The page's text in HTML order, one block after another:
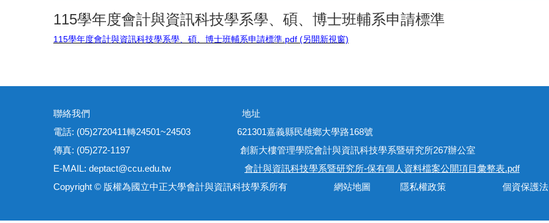
115學年度會計與資訊科技學系學、碩、博士班輔系申請標準
115學年度會計與資訊科技學系學、碩、博士班輔系申請標準.pdf (另開新視窗)
聯絡我們 地址
電話: (05)2720411轉24501~24503 621301嘉義縣民雄鄉大學路168號
傳真: (05)272-1197 創新大樓管理學院會計與資訊科技學系暨研究所267辦公室
E-MAIL: deptact@ccu.edu.tw 會計與資訊科技學系暨研究所-保有個人資料檔案公開項目彙整表.pdf
Copyright © 版權為國立中正大學會計與資訊科技學系所有 網站地圖 隱私權政策 個資保護法